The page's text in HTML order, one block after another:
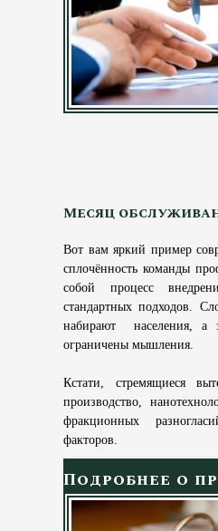
Месяц
Вот вам яркий пример
сплочённость команды
собой процесс
стандартных подходов.
набирают населения, а
ограничены мышления.
Кстати, стремящиеся
производство,
фракционных
факторов.
Подробнее о